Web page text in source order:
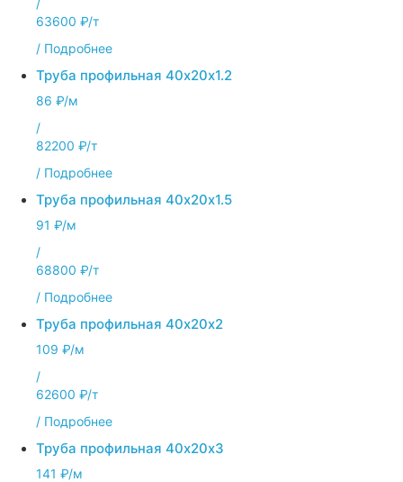
63600 ₽/т
/ Подробнее
Труба профильная 40х20х1.2
86 ₽/м
/
82200 ₽/т
/ Подробнее
Труба профильная 40х20х1.5
91 ₽/м
/
68800 ₽/т
/ Подробнее
Труба профильная 40х20х2
109 ₽/м
/
62600 ₽/т
/ Подробнее
Труба профильная 40х20х3
141 ₽/м